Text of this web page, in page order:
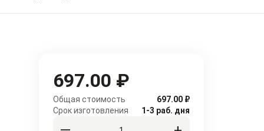
697.00 ₽
Общая стоимость
697.00 ₽
Срок изготовления
1-3 раб. дня